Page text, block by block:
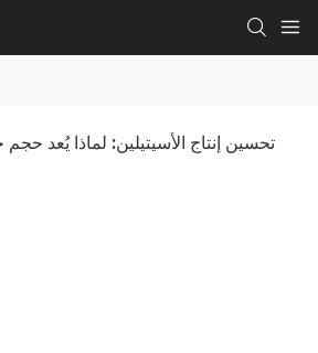
تحسين إنتاج الأسيتيلين: لماذا يُعد حجم